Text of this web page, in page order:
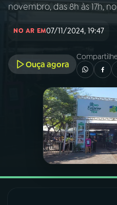
INÍCIO
PROGRAMAS
PODCASTS
novembro, das 8h às 17h,
NO AR EM07/11/2024, 19:47
Ouça agora